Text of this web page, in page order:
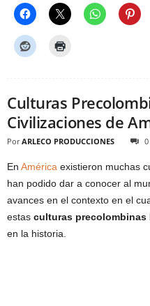
Culturas
Civilizaciones de
Por ARLECO PRODUCCIONES 0
En América existieron muchas
han podido dar a conocer al
avances en el contexto en el
estas culturas precolombinas
en la historia.